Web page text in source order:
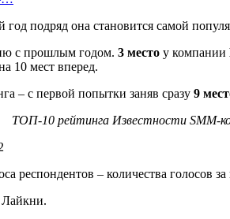
год подряд она становится самой
с прошлым годом. 3 место у компании
10 мест вперед.
– с первой попытки заняв сразу 9
ТОП-10 рейтинга Известности SMM-
респондентов – количества голосов
Лайкни.